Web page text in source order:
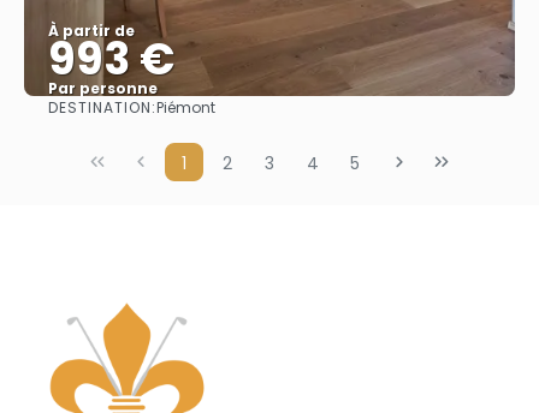
À partir de
993 €
Par personne
DESTINATION:Piémont
1 2 3 4 5